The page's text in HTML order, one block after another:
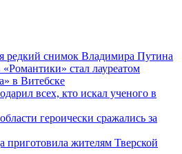
редкий снимок Владимира Путина
стал лауреатом
в Витебске
всех, кто искал ученого в
героически сражались за
приготовила жителям Тверской